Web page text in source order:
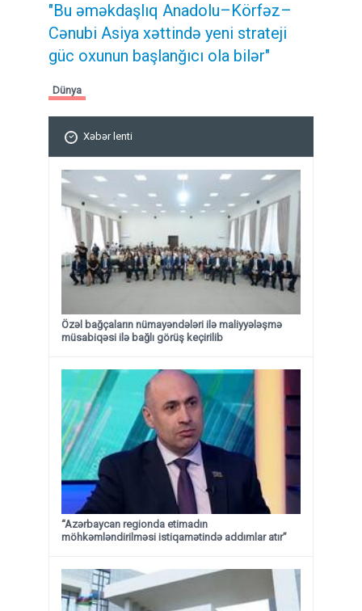
"Bu əməkdaşlıq Anadolu–Körfəz–
Cənubi Asiya xəttində yeni strateji
güc oxunun başlanğıcı ola bilər"
Dünya
Xəbər lenti
Özəl bağçaların nümayəndələri ilə maliyyələşmə
müsabiqəsi ilə bağlı görüş keçirilib
“Azərbaycan regionda etimadın
möhkəmləndirilməsi istiqamətində addımlar atır”